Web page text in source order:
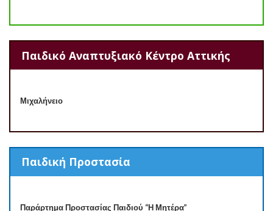
Παιδικό Αναπτυξιακό Κέντρο Αττικής
Μιχαλήνειο
Παιδική Προστασία
Παράρτημα Προστασίας Παιδιού “Η Μητέρα”